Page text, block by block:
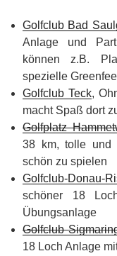
Golfclub Bad
Anlage und
können z.B.
spezielle
Golfclub Teck,
macht Spaß dort
Golfplatz
38 km, tolle und
schön zu spielen
Golfclub-Donau-
schöner 18
Übungsanlage
Golfclub
18 Loch Anlage